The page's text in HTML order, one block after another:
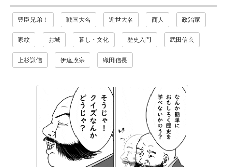
豊臣兄弟！ 戦国大名 近世大名 商人 政治家
家紋 お城 暮し・文化 歴史入門 武田信玄
上杉謙信 伊達政宗 織田信長